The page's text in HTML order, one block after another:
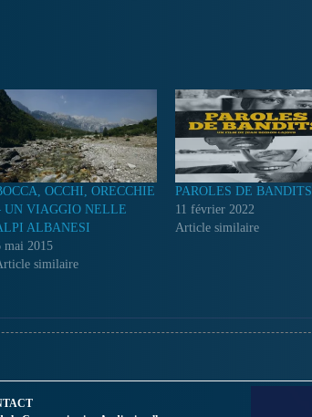
OCCHI, ORECCHIE
UN VIAGGIO NELLE
ALBANESI
mai 2015
similaire
PAROLES DE BANDITS
11 février 2022
Article similaire